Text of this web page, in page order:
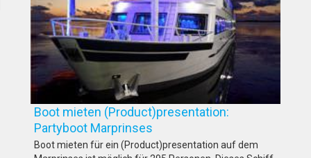
Boot mieten (Product)presentation:
Partyboot Marprinses
Boot mieten für ein (Product)presentation auf dem